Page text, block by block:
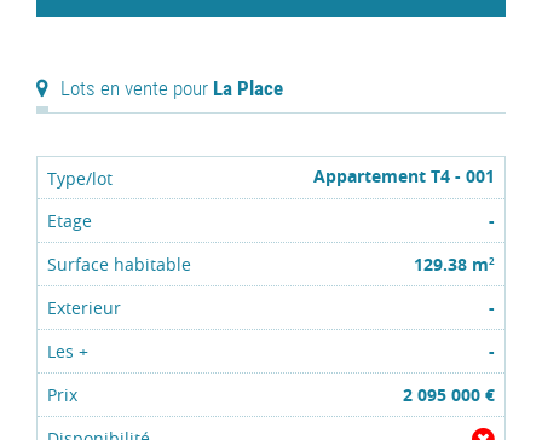
Lots en vente pour La Place
Appartement T4 - 001
-
129.38 m2
-
-
2 095 000 €